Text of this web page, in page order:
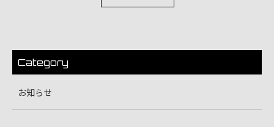
Category
お知らせ